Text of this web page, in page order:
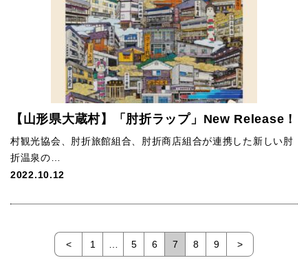
【山形県大蔵村】「肘折ラップ」New Release！
村観光協会、肘折旅館組合、肘折商店組合が連携した新しい肘
折温泉の…
2022.10.12
< 1 5 6 7 8 9 >